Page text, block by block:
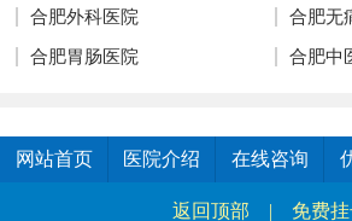
合肥外科医院 合肥无
合肥胃肠医院 合肥中
网站首页 医院介绍 在线咨询
返回顶部 | 免费